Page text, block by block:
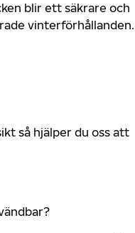
blir ett säkrare och
vinterförhållanden.
så hjälper du oss att